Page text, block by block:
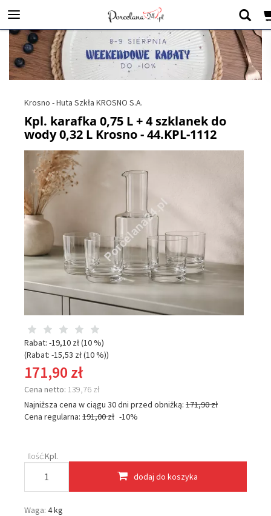
Krosno - Huta Szkła KROSNO S.A.
Kpl. karafka 0,75 L + 4 szklanek do
wody 0,32 L Krosno - 44.KPL-1112
Rabat: -19,10 zł(10 %)
(Rabat: -15,53 zł(10 %))
171,90 zł
Cena netto: 139,76 zł
Najniższa cena w ciągu 30 dni przed obniżką: 171,90 zł
Cena regularna: 191,00 zł -10%
Ilość:Kpl.
dodaj do koszyka
Waga: 4 kg